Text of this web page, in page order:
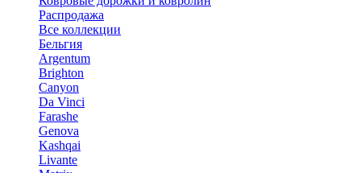
Распродажа
Все коллекции
Бельгия
Argentum
Brighton
Canyon
Da Vinci
Farashe
Genova
Kashqai
Livante